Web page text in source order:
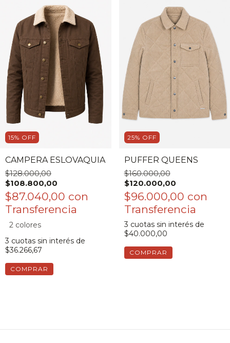
15% OFF
CAMPERA ESLOVAQUIA
$128.000,00
$108.800,00
$87.040,00 con
2 colores
3 cuotas sin interés de
$36.266,67
COMPRAR
25% OFF
PUFFER QUEENS
$160.000,00
$120.000,00
$96.000,00 con
3 cuotas sin interés de
$40.000,00
COMPRAR